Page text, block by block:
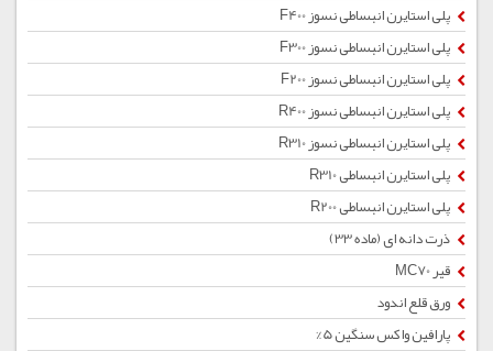
پلی استایرن انبساطی نسوز F400
پلی استایرن انبساطی نسوز F300
پلی استایرن انبساطی نسوز F200
پلی استایرن انبساطی نسوز R400
پلی استایرن انبساطی نسوز R310
پلی استایرن انبساطی R310
پلی استایرن انبساطی R200
ذرت دانه ای (ماده 33)
قیر MC70
ورق قلع اندود
پارافین واکس سنگین 5%